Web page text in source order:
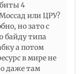
4
или ЦРУ?
но зато с
байду типа
а потом
в мире не
даже там